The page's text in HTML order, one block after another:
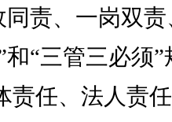
同责、一岗双
“三管三必须
责任、法人责